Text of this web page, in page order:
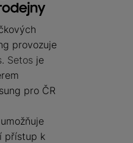
provozuje
. Setos je
pro ČR
přístup k